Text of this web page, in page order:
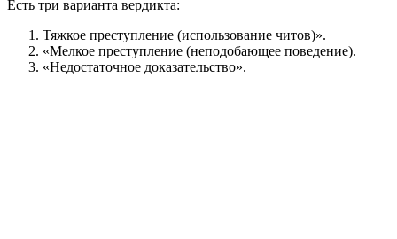
Есть три варианта вердикта:
Тяжкое преступление (использование читов)».
«Мелкое преступление (неподобающее поведение).
«Недостаточное доказательство».